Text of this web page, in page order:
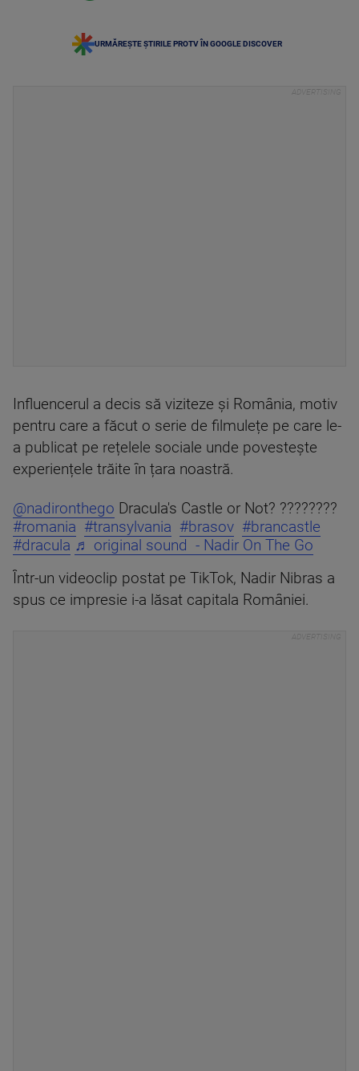
URMĂREȘTE ȘTIRILE PROTV ÎN GOOGLE DISCOVER
Influencerul a decis să viziteze și România, motiv
pentru care a făcut o serie de filmulețe pe care le-
a publicat pe rețelele sociale unde povestește
experiențele trăite în țara noastră.
@nadironthego Dracula's Castle or Not? ????????
#romania #transylvania #brasov #brancastle
#dracula ♬ original sound - Nadir On The Go
Într-un videoclip postat pe TikTok, Nadir Nibras a
spus ce impresie i-a lăsat capitala României.